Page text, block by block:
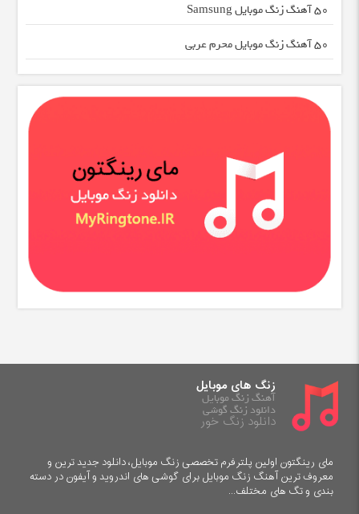
50 آهنگ زنگ موبایل Samsung
50 آهنگ زنگ موبایل محرم عربی
زنگ های موبایل
آهنگ زنگ موبایل
دانلود زنگ گوشی
دانلود زنگ خور
مای رینگتون اولین پلترفرم تخصصی زنگ موبایل، دانلود جدید ترین و
معروف ترین آهنگ زنگ موبایل برای گوشی های اندروید و آیفون در دسته
بندی و تگ های مختلف...